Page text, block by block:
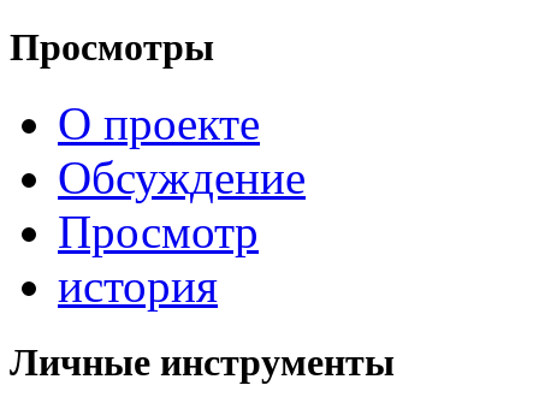
Просмотры
О проекте
Обсуждение
Просмотр
история
Личные инструменты